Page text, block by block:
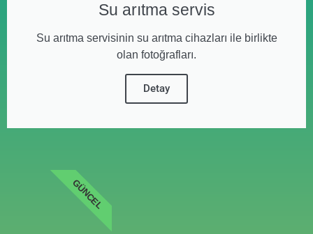
Su arıtma servis
Su arıtma servisinin su arıtma cihazları ile birlikte
olan fotoğrafları.
Detay
GÜNCEL